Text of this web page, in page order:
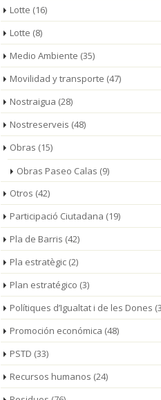
04
Ago
La Fira de Mont-
del Camp cierra
143ª edición
por la gran participación
ciudadana
público en las
festivas, familiares y de cultura
Lotte (16)
Lotte (8)
Medio Ambiente (35)
Movilidad y transporte (47)
Nostraigua (28)
Nostreserveis (48)
Obras (15)
Obras Paseo Calas (9)
Otros (42)
Participació Ciutadana (19)
Pla de Barris (42)
Pla estratègic(2)
Plan estratégico (3)
Polítiques d’Igualtat i de les Dones
Promoción económica (48)
PSTD (33)
Recursos humanos (24)